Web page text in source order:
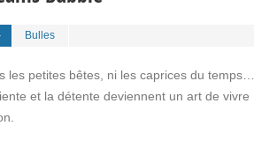
Bulles
les petites bêtes, ni les caprices du
et la détente deviennent un art de